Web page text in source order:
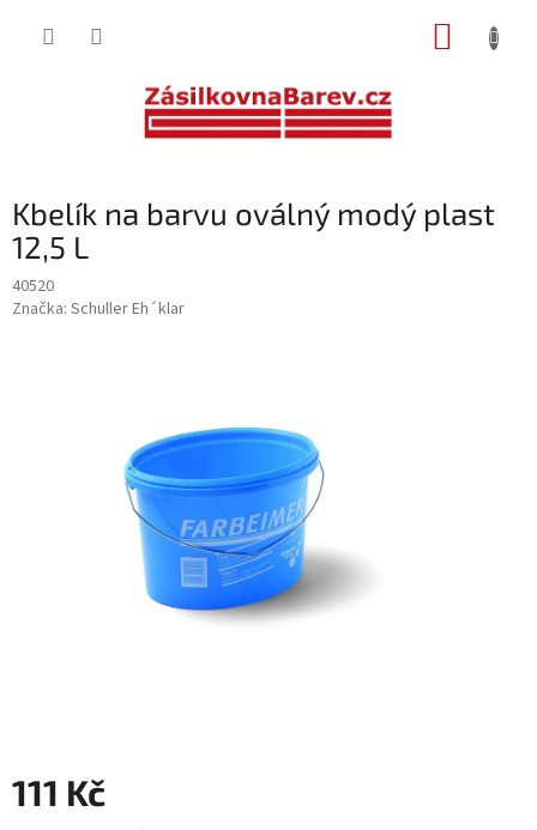
Kbelík na barvu oválný modý plast
12,5 L
40520
Značka: Schuller Eh´klar
111 Kč